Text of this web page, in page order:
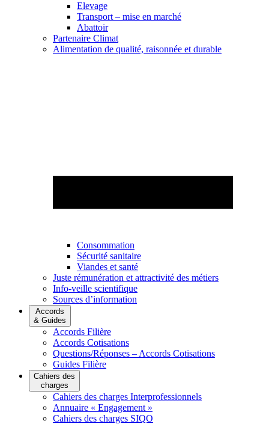
Elevage
Transport – mise en marché
Abattoir
Partenaire Climat
Alimentation de qualité, raisonnée et durable
Consommation
Sécurité sanitaire
Viandes et santé
Juste rémunération et attractivité des métiers
Info-veille scientifique
Sources d’information
Accords
& Guides
Accords Filière
Accords Cotisations
Questions/Réponses – Accords Cotisations
Guides Filière
Cahiers des
charges
Cahiers des charges Interprofessionnels
Annuaire « Engagement »
Cahiers des charges SIQO